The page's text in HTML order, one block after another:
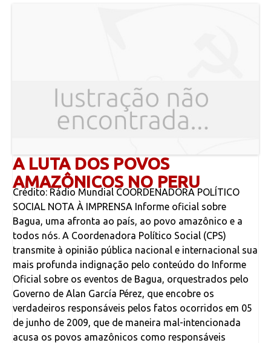
A LUTA DOS POVOS
AMAZÔNICOS NO PERU
Crédito: Rádio Mundial COORDENADORA POLÍTICO
SOCIAL NOTA À IMPRENSA Informe oficial sobre
Bagua, uma afronta ao país, ao povo amazônico e a
todos nós. A Coordenadora Político Social (CPS)
transmite à opinião pública nacional e internacional sua
mais profunda indignação pelo conteúdo do Informe
Oficial sobre os eventos de Bagua, orquestrados pelo
Governo de Alan García Pérez, que encobre os
verdadeiros responsáveis pelos fatos ocorridos em 05
de junho de 2009, que de maneira mal-intencionada
acusa os povos amazônicos como responsáveis